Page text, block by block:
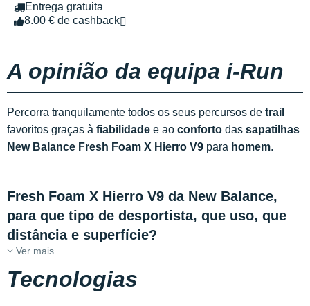
Entrega gratuita
8.00 € de cashback
A opinião da equipa i-Run
Percorra tranquilamente todos os seus percursos de trail
favoritos graças à fiabilidade e ao conforto das sapatilhas
New Balance Fresh Foam X Hierro V9 para homem.
Fresh Foam X Hierro V9 da New Balance,
para que tipo de desportista, que uso, que
distância e superfície?
Ver mais
Tecnologias